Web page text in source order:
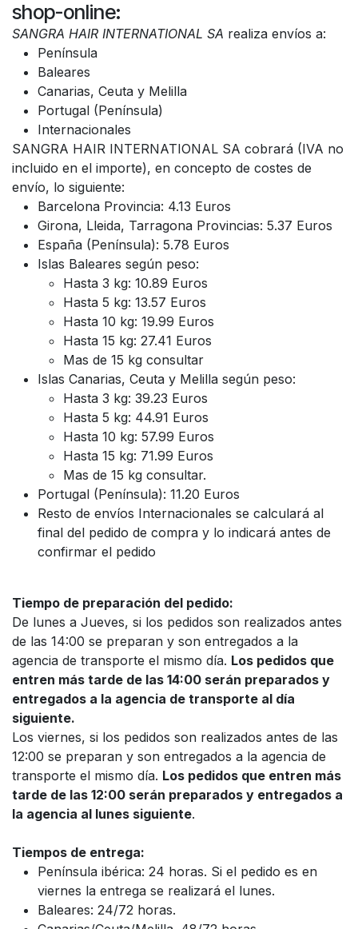
shop-online:
SANGRA HAIR INTERNATIONAL SA realiza envíos a:
Península
Baleares
Canarias, Ceuta y Melilla
Portugal (Península)
Internacionales
SANGRA HAIR INTERNATIONAL SA cobrará (IVA no
incluido en el importe), en concepto de costes de
envío, lo siguiente:
Barcelona Provincia: 4.13 Euros
Girona, Lleida, Tarragona Provincias: 5.37 Euros
España (Península): 5.78 Euros
Islas Baleares según peso:
Hasta 3 kg: 10.89 Euros
Hasta 5 kg: 13.57 Euros
Hasta 10 kg: 19.99 Euros
Hasta 15 kg: 27.41 Euros
Mas de 15 kg consultar
Islas Canarias, Ceuta y Melilla según peso:
Hasta 3 kg: 39.23 Euros
Hasta 5 kg: 44.91 Euros
Hasta 10 kg: 57.99 Euros
Hasta 15 kg: 71.99 Euros
Mas de 15 kg consultar.
Portugal (Península): 11.20 Euros
Resto de envíos Internacionales se calculará al
final del pedido de compra y lo indicará antes de
confirmar el pedido
Tiempo de preparación del pedido:
De lunes a Jueves, si los pedidos son realizados antes
de las 14:00 se preparan y son entregados a la
agencia de transporte el mismo día. Los pedidos que
entren más tarde de las 14:00 serán preparados y
entregados a la agencia de transporte al día
siguiente.
Los viernes, si los pedidos son realizados antes de las
12:00 se preparan y son entregados a la agencia de
transporte el mismo día. Los pedidos que entren más
tarde de las 12:00 serán preparados y entregados a
la agencia al lunes siguiente.
Tiempos de entrega:
Península ibérica: 24 horas. Si el pedido es en
viernes la entrega se realizará el lunes.
Baleares: 24/72 horas.